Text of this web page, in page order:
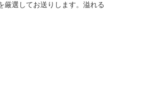
厳選してお送りします。溢れる